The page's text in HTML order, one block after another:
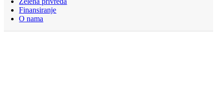
Finansiranje
O nama